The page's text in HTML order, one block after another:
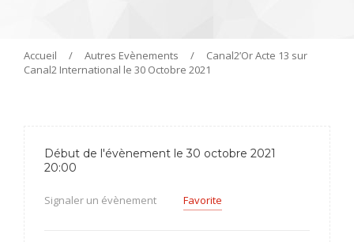
Accueil / Autres Evènements /
Canal2’Or Acte 13 sur
Canal2 International le 30 Octobre 2021
Début de l'évènement le 30 octobre 2021
20:00
Signaler un évènement Favorite